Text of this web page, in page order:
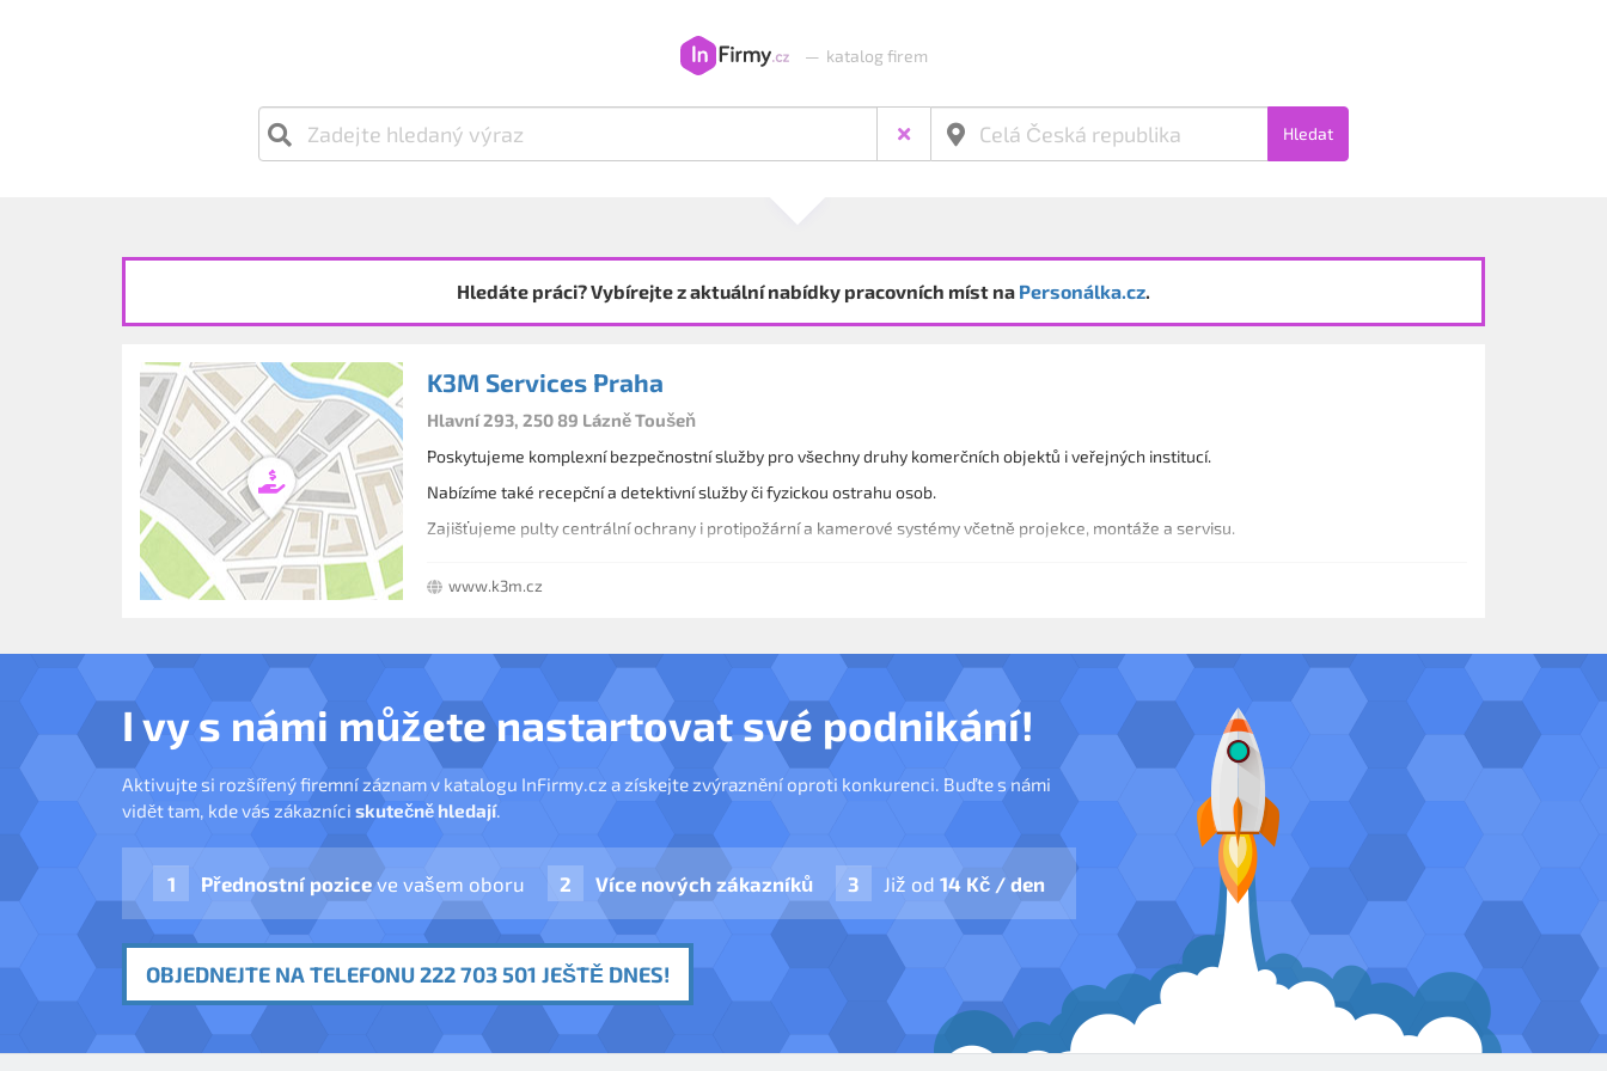
— katalog firem
Hledat
Hledáte práci? Vybírejte z aktuální nabídky pracovních míst na Personálka.cz.
K3M Services Praha
Hlavní 293, 250 89 Lázně Toušeň
Poskytujeme komplexní bezpečnostní služby pro všechny druhy komerčních objektů i veřejných institucí.
Nabízíme také recepční a detektivní služby či fyzickou ostrahu osob.
Zajišťujeme pulty centrální ochrany i protipožární a kamerové systémy včetně projekce, montáže a servisu.
www.k3m.cz
I vy s námi můžete nastartovat své podnikání!
Aktivujte si rozšířený firemní záznam v katalogu InFirmy.cz a získejte zvýraznění oproti konkurenci. Buďte s námi
vidět tam, kde vás zákazníci skutečně hledají.
Přednostní poziceve vašem oboru Více nových zákazníků Již od 14 Kč / den
OBJEDNEJTE NA TELEFONU 222 703 501 JEŠTĚ DNES!